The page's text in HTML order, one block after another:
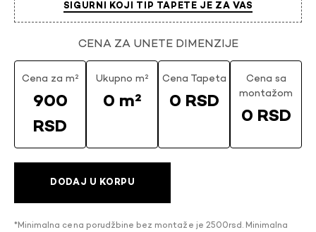
SIGURNI KOJI TIP TAPETE JE ZA VAS
CENA ZA UNETE DIMENZIJE
Cena za m²
900
RSD
Ukupno m²
0 m²
Cena Tapeta
0 RSD
Cena sa
montažom
0 RSD
DODAJ U KORPU
*Minimalna cena porudžbine bez montaže je 2500rsd. Minimalna